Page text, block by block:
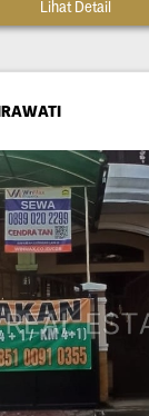
Lihat Detail